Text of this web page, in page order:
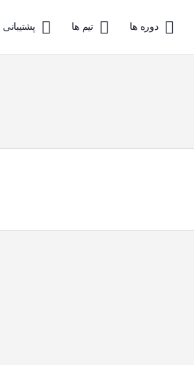
دوره ها تیم ها پشتیبانی